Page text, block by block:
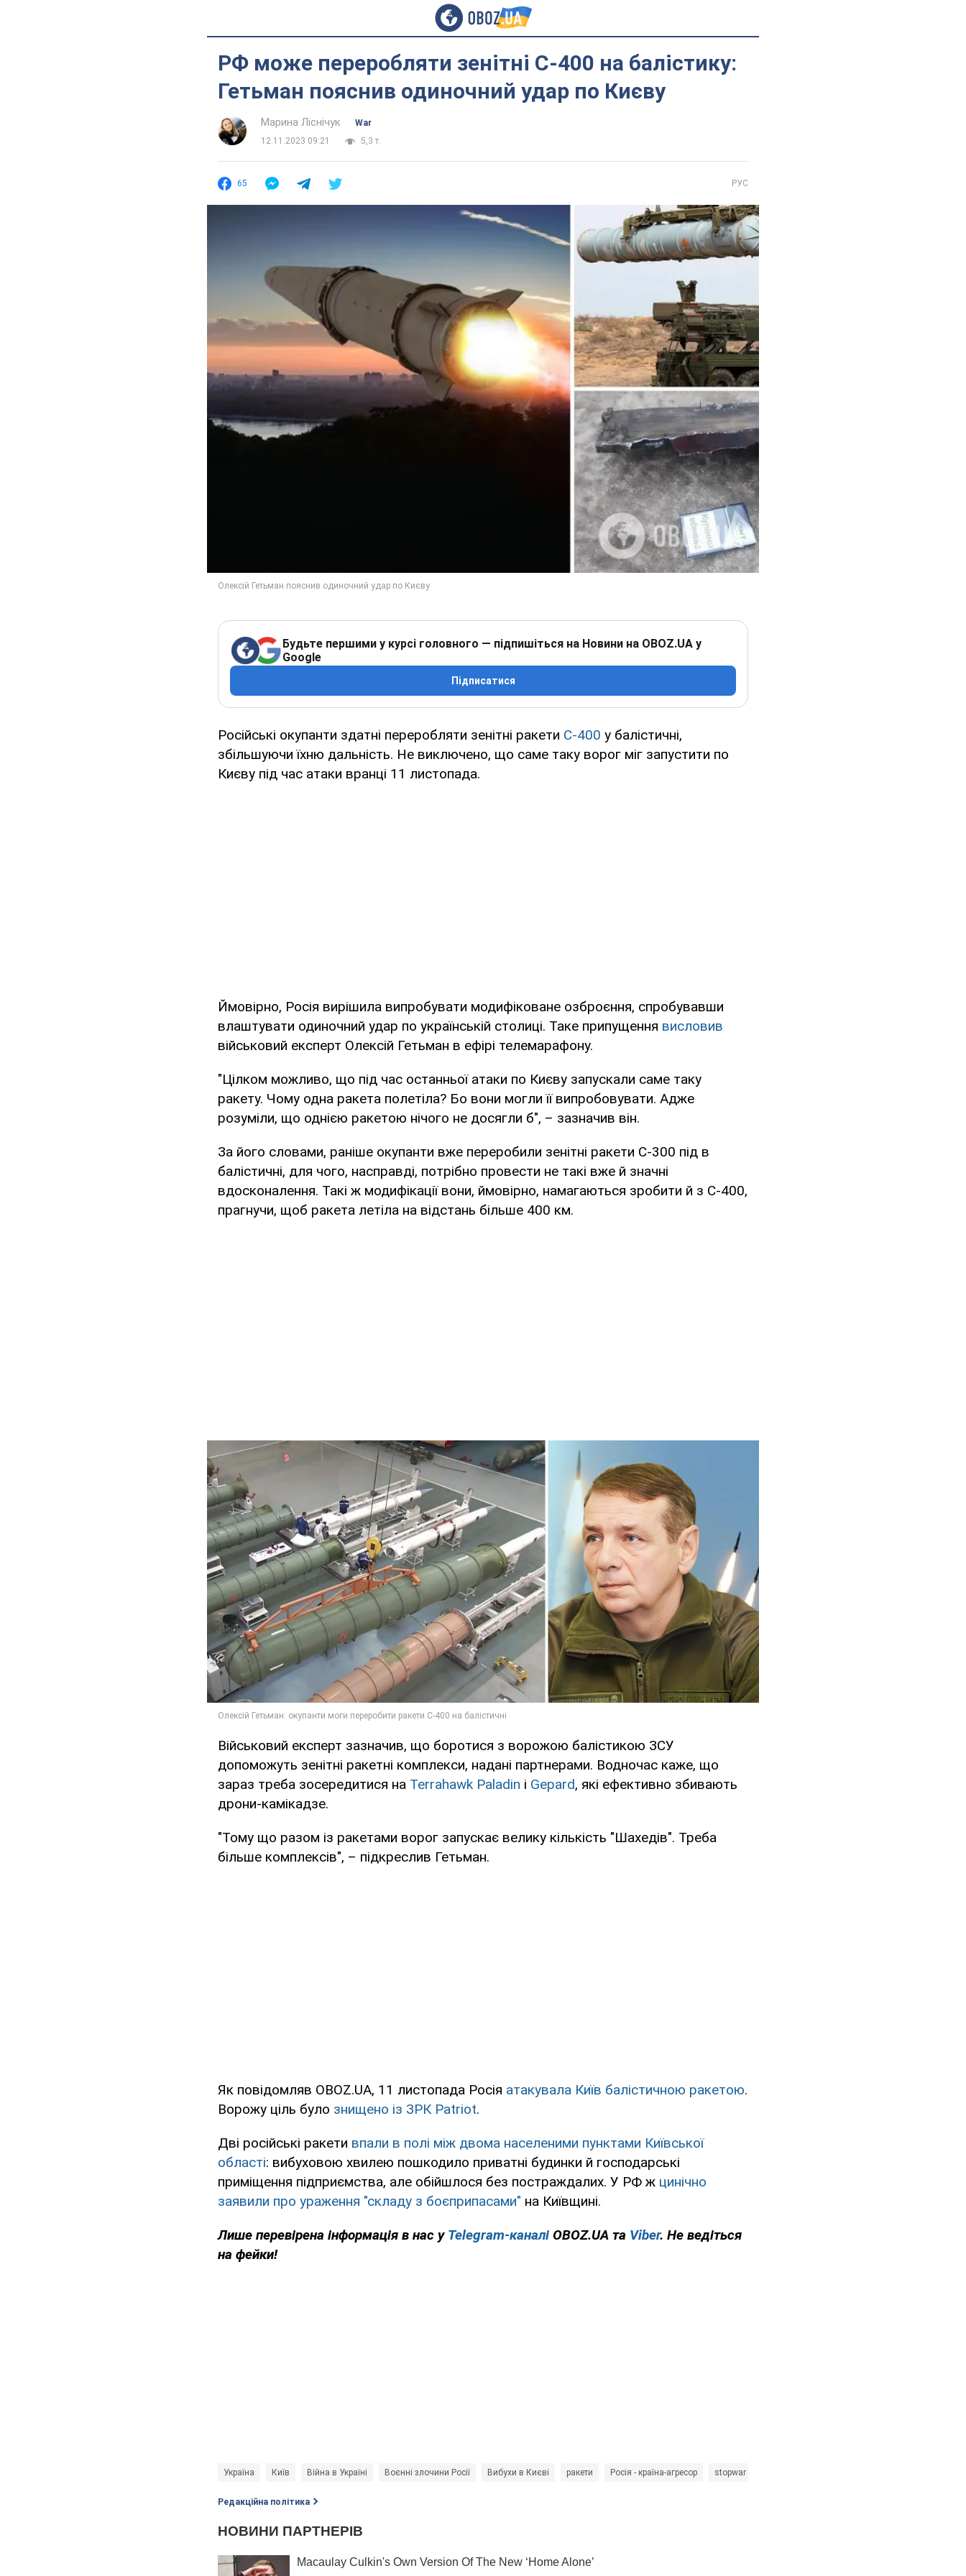
РФ може переробляти зенітні C-400 на балістику:
Гетьман пояснив одиночний удар по Києву
Марина Ліснічук
War
12.11.2023 09:21
5,3 т.
65 РУС
Будьте першими у курсі головного — підпишіться на Новини на OBOZ.UA у
Google
Підписатися
Російські окупанти здатні переробляти зенітні ракети C-400 у балістичні,
збільшуючи їхню дальність. Не виключено, що саме таку ворог міг запустити по
Києву під час атаки вранці 11 листопада.
Ймовірно, Росія вирішила випробувати модифіковане озброєння, спробувавши
влаштувати одиночний удар по українській столиці. Таке припущення висловив
військовий експерт Олексій Гетьман в ефірі телемарафону.
"Цілком можливо, що під час останньої атаки по Києву запускали саме таку
ракету. Чому одна ракета полетіла? Бо вони могли її випробовувати. Адже
розуміли, що однією ракетою нічого не досягли б", – зазначив він.
За його словами, раніше окупанти вже переробили зенітні ракети С-300 під в
балістичні, для чого, насправді, потрібно провести не такі вже й значні
вдосконалення. Такі ж модифікації вони, ймовірно, намагаються зробити й з С-400,
прагнучи, щоб ракета летіла на відстань більше 400 км.
Військовий експерт зазначив, що боротися з ворожою балістикою ЗСУ
допоможуть зенітні ракетні комплекси, надані партнерами. Водночас каже, що
зараз треба зосередитися на Terrahawk Paladin і Gepard, які ефективно збивають
дрони-камікадзе.
"Тому що разом із ракетами ворог запускає велику кількість "Шахедів". Треба
більше комплексів", – підкреслив Гетьман.
Як повідомляв OBOZ.UA, 11 листопада Росія атакувала Київ балістичною ракетою.
Ворожу ціль було знищено із ЗРК Patriot.
Дві російські ракети впали в полі між двома населеними пунктами Київської
області: вибуховою хвилею пошкодило приватні будинки й господарські
приміщення підприємства, але обійшлося без постраждалих. У РФ ж цинічно
заявили про ураження "складу з боєприпасами" на Київщині.
Лише перевірена інформація в нас у Telegram-каналі OBOZ.UA та Viber. Не ведіться
на фейки!
Україна Київ Війна в Україні Воєнні злочини Росії Вибухи в Києві ракети Росія - країна-агресор stopwar
Редакційна політика